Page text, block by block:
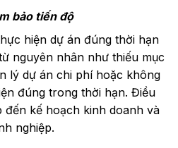
bảo tiến độ
hiện dự án đúng thời hạn
nguyên nhân như thiếu mục
lý dự án chi phí hoặc không
đúng trong thời hạn. Điều
kế hoạch kinh doanh và
nghiệp.